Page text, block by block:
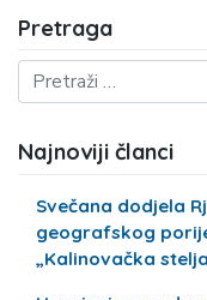
Pretraga
Najnoviji članci
Svečana dodjela
geografskog
„Kalinovačka